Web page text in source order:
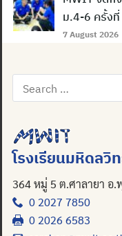
for:
ม.4-6 ครั้งที่
7 August 2026
Search
for:
โรงเรียนมหิดล
364 หมู่ 5 ต.ศาลายา
0 2027 7850
0 2026 6583